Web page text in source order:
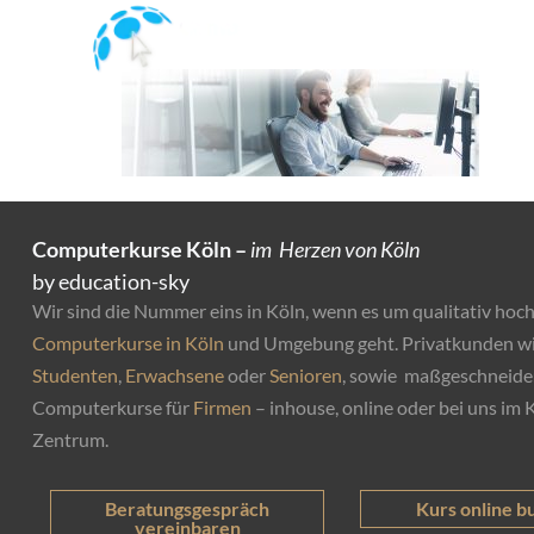
Professionelle
Computerkurse Köln – im Herzen von Köln
by education-sky
Wir sind die Nummer eins in Köln, wenn es um qualitativ
Computerkurse in Köln und Umgebung geht. Privatkunden
Studenten Erwachseneoder Senioren , sowie
Computerkurse für Firmen – inhouse, online oder bei uns im
Zentrum.
Beratungsgespräch
vereinbaren
Kurs online